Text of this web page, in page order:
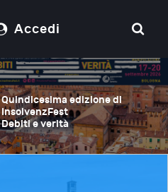
Accedi
Quindicesima edizione di
InsolvenzFest
Debiti e verità